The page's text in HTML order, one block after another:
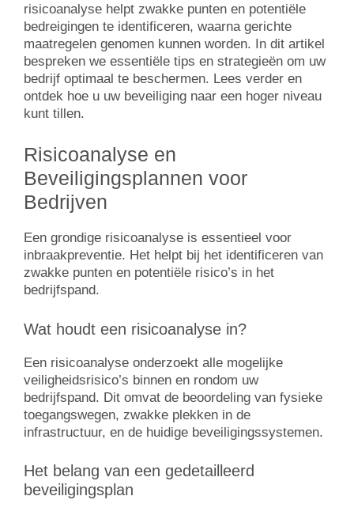
risicoanalyse helpt zwakke punten en potentiële
bedreigingen te identificeren, waarna gerichte
maatregelen genomen kunnen worden. In dit artikel
bespreken we essentiële tips en strategieën om uw
bedrijf optimaal te beschermen. Lees verder en
ontdek hoe u uw beveiliging naar een hoger niveau
kunt tillen.
Risicoanalyse en
Beveiligingsplannen voor
Bedrijven
Een grondige risicoanalyse is essentieel voor
inbraakpreventie. Het helpt bij het identificeren van
zwakke punten en potentiële risico’s in het
bedrijfspand.
Wat houdt een risicoanalyse in?
Een risicoanalyse onderzoekt alle mogelijke
veiligheidsrisico’s binnen en rondom uw
bedrijfspand. Dit omvat de beoordeling van fysieke
toegangswegen, zwakke plekken in de
infrastructuur, en de huidige beveiligingssystemen.
Het belang van een gedetailleerd
beveiligingsplan